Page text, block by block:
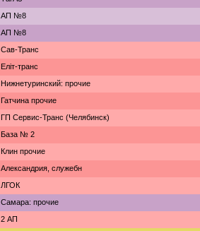
АП №8
АП №8
Сав-Транс
Еліт-транс
Нижнетуринский: прочие
Гатчина прочие
ГП Сервис-Транс (Челябинск)
База № 2
Клин прочие
Александрия, служебн
ЛГОК
Самара: прочие
2 АП